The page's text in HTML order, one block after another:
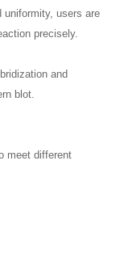
uniformity, users are
precisely.
and
blot.
meet different